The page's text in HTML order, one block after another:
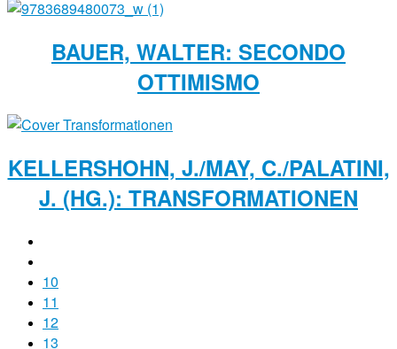
BAUER, WALTER: SECONDO
OTTIMISMO
KELLERSHOHN, J./MAY, C./PALATINI,
J. (HG.): TRANSFORMATIONEN
10
11
12
13